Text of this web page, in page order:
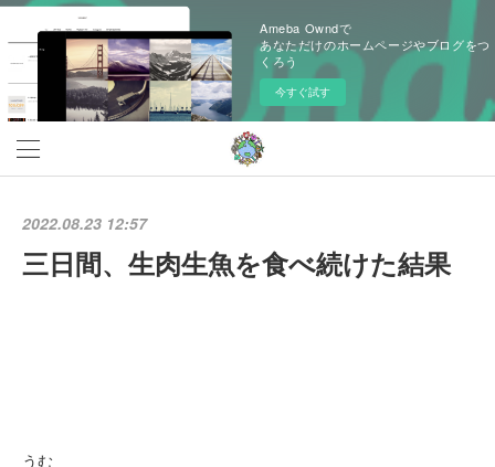
Ameba Owndで
あなただけのホームページやブログをつ
くろう
今すぐ試す
2022.08.23 12:57
三日間、生肉生魚を食べ続けた結果
うむ